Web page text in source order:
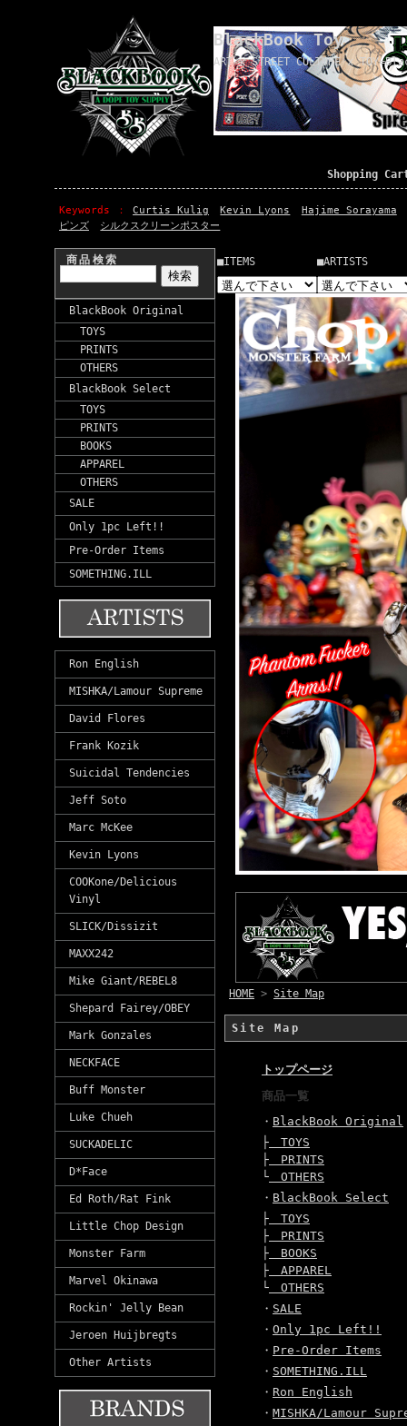
BlackBook Toy
ART x STREET CULTURE x
Shopping
Keywords Curtis Kulig Kevin Lyons
Hajime Sorayama
ピンズ
シルクスクリーンポスター
商品検索
BlackBook Original
TOYS
PRINTS
OTHERS
BlackBook Select
TOYS
PRINTS
BOOKS
APPAREL
OTHERS
SALE
Only 1pc Left!!
Pre-Order Items
SOMETHING.ILL
Ron English
MISHKA/Lamour Supreme
David Flores
Frank Kozik
Suicidal Tendencies
Jeff Soto
Marc McKee
Kevin Lyons
COOKone/Delicious
Vinyl
SLICK/Dissizit
MAXX242
Mike Giant/REBEL8
Shepard Fairey/OBEY
Mark Gonzales
NECKFACE
Buff Monster
Luke Chueh
SUCKADELIC
D*Face
Ed Roth/Rat Fink
Little Chop Design
Monster Farm
Marvel Okinawa
Rockin' Jelly Bean
Jeroen Huijbregts
Other Artists
■ITEMS ■ARTISTS
HOME > Site Map
Site Map
トップページ
商品一覧
・ BlackBook Original
├ TOYS
├ PRINTS
└ OTHERS
・ BlackBook Select
├ TOYS
├ PRINTS
├ BOOKS
├ APPAREL
└ OTHERS
・ SALE
・ Only 1pc Left!!
・ Pre-Order Items
・ SOMETHING.ILL
・ Ron English
・ MISHKA/Lamour